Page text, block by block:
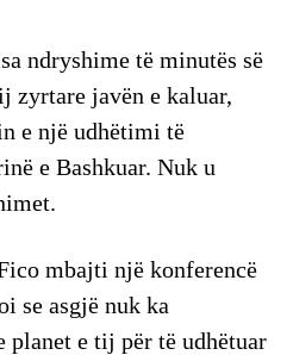
ndryshime të minutës së
zyrtare javën e kaluar,
e një udhëtimi të
e Bashkuar. Nuk u
mbajti një konferencë
se asgjë nuk ka
planet e tij për të udhëtuar